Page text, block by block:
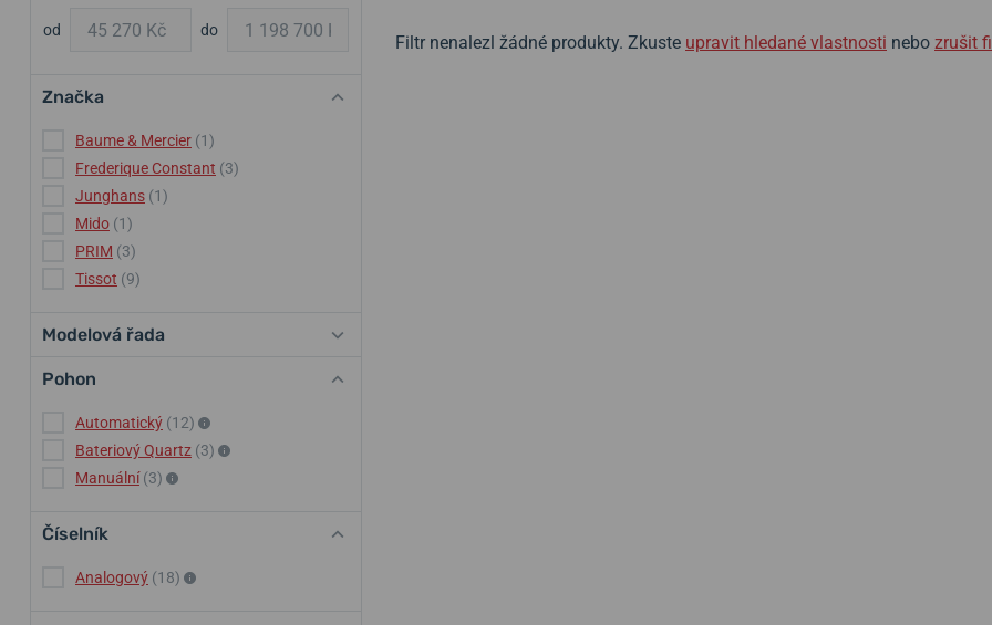
od do
Značka
Baume & Mercier (1)
Frederique Constant (3)
Junghans (1)
Mido (1)
PRIM (3)
Tissot (9)
Modelová řada
Pohon
Automatický (12)
Bateriový Quartz (3)
Manuální (3)
Číselník
Analogový (18)
Filtr nenalezl žádné produkty. Zkuste upravit hledané vlastnosti nebo zrušit